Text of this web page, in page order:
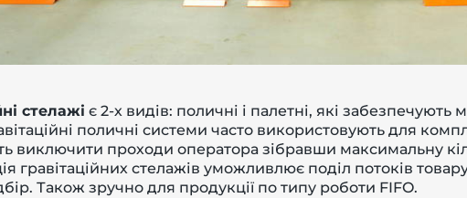
стелажі є 2-х видів: поличні і палетні, які
поличні системи часто використовують для
виключити проходи оператора зібравши максимальну
гравітаційних стелажів уможливлює поділ потоків
Також зручно для продукції по типу роботи FIFO.